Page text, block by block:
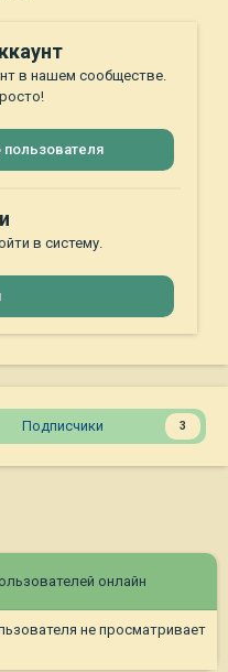
в нашем сообществе.
пользователя
в систему.
Подписчики 3
онлайн
не просматривает